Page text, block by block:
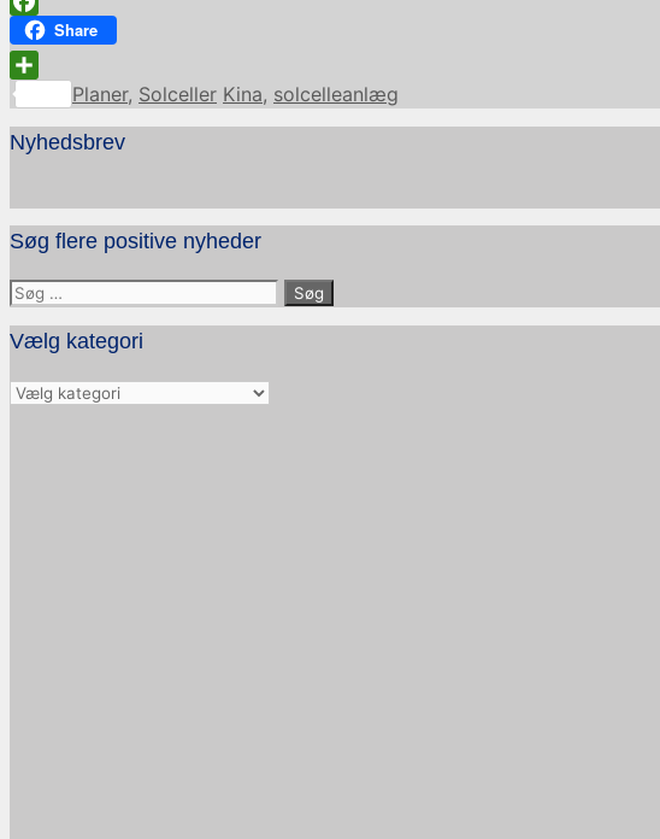
Facebook
Share
Share
Kategorier
Planer, Solceller Tags
Kina, solcelleanlæg
Nyhedsbrev
Søg flere positive nyheder
Søg
efter:
Vælg kategori
Vælg